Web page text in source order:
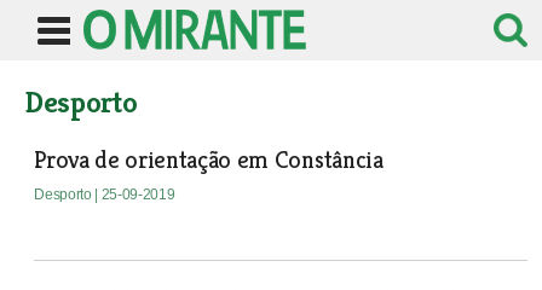
Desporto
Prova de orientação em Constância
Desporto | 25-09-2019